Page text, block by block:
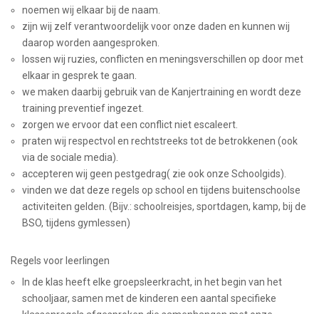
noemen wij elkaar bij de naam.
zijn wij zelf verantwoordelijk voor onze daden en kunnen wij
daarop worden aangesproken.
lossen wij ruzies, conflicten en meningsverschillen op door met
elkaar in gesprek te gaan.
we maken daarbij gebruik van de Kanjertraining en wordt deze
training preventief ingezet.
zorgen we ervoor dat een conflict niet escaleert.
praten wij respectvol en rechtstreeks tot de betrokkenen (ook
via de sociale media).
accepteren wij geen pestgedrag( zie ook onze Schoolgids).
vinden we dat deze regels op school en tijdens buitenschoolse
activiteiten gelden. (Bijv.: schoolreisjes, sportdagen, kamp, bij de
BSO, tijdens gymlessen)
Regels voor leerlingen
In de klas heeft elke groepsleerkracht, in het begin van het
schooljaar, samen met de kinderen een aantal specifieke